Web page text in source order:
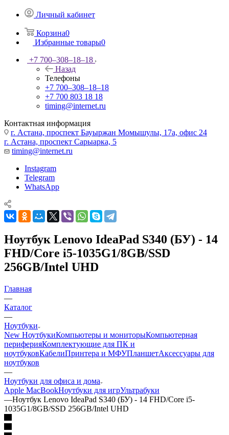
Личный кабинет
Корзина0
Избранные товары0
+7 700‒308‒18‒18
Назад
Телефоны
+7 700‒308‒18‒18
+7 700 803 18 18
timing@internet.ru
Контактная информация
г. Астана, проспект Бауыржан Момышулы, 17а, офис 24
г. Астана, проспект Сарыарка, 5
timing@internet.ru
Instagram
Telegram
WhatsApp
Ноутбук Lenovo IdeaPad S340 (БУ) - 14
FHD/Core i5-1035G1/8GB/SSD
256GB/Intel UHD
Главная
—
Каталог
—
Ноутбуки
New НоутбукиКомпьютеры и мониторыКомпьютерная
периферияКомплектующие для ПК и
ноутбуковКабелиПринтера и МФУПланшетАксессуары для
ноутбуков
—
Ноутбуки для офиса и дома
Apple MacBookНоутбуки для игрУльтрабуки
—Ноутбук Lenovo IdeaPad S340 (БУ) - 14 FHD/Core i5-
1035G1/8GB/SSD 256GB/Intel UHD